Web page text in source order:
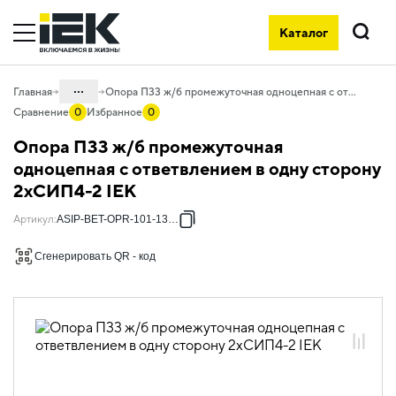
Каталог
Поиск
Главная ...
55.01 Типовые решения для
55.01.01.01 Промежуточные
Опора П33 ж/б промежуточная одноцепная с ответвлением в одну сторону 2хСИП4-2 IEK
Сравнение 0 Избранное 0
Опора П33 ж/б промежуточная
одноцепная с ответвлением в одну сторону
2хСИП4-2 IEK
Артикул:ASIP-BET-OPR-101-13-01
Сгенерировать QR - код